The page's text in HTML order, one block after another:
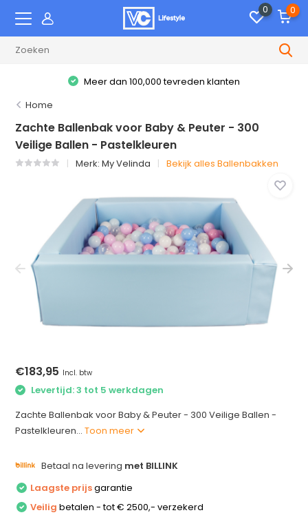
0 0
Meer dan 100,000 tevreden klanten
Home
Zachte Ballenbak voor Baby & Peuter - 300
Veilige Ballen - Pastelkleuren
Merk:My Velinda Bekijk alles Ballenbakken
€183,95 Incl. btw
Levertijd: 3 tot 5 werkdagen
Zachte Ballenbak voor Baby & Peuter - 300 Veilige Ballen -
Pastelkleuren...Toon meer
Betaal na levering met BILLINK
Laagste prijsgarantie
Veilig betalen - tot € 2500,- verzekerd